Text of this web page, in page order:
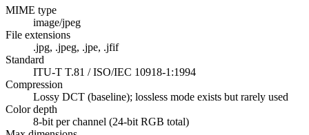
MIME type
image/jpeg
File extensions
.jpg, .jpeg, .jpe, .jfif
Standard
ITU-T T.81 / ISO/IEC 10918-1:1994
Compression
Lossy DCT (baseline); lossless mode exists but rarely used
Color depth
8-bit per channel (24-bit RGB total)